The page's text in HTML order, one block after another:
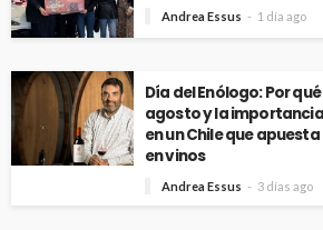
Andrea Essus 1 día ago
Día del Enólogo: Por
agosto y la
en un Chile que
en vinos
Andrea Essus 3 días ago